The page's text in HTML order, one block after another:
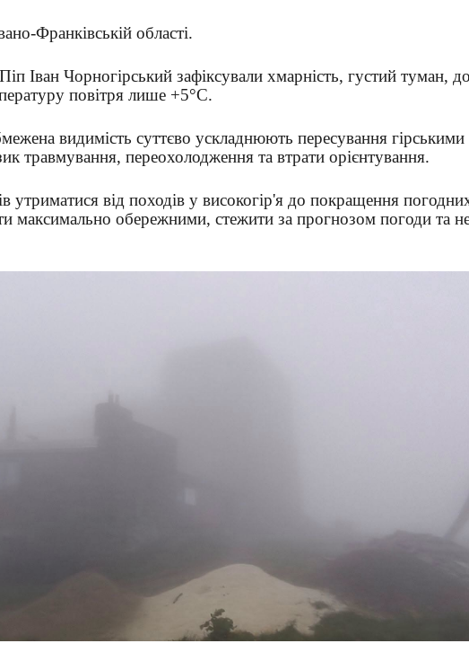
Франківській області.
Іван Чорногірський зафіксували хмарність, густий туман,
повітря лише +5°C.
видимість суттєво ускладнюють пересування
травмування, переохолодження та втрати орієнтування.
утриматися від походів у високогір'я до покращення
максимально обережними, стежити за прогнозом погоди та